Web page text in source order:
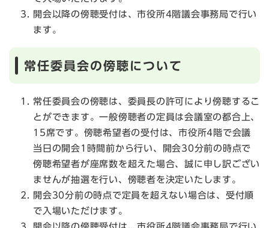
開会以降の傍聴受付は、市役所4階議会事務局で行い
ます。
常任委員会の傍聴について
常任委員会の傍聴は、委員長の許可により傍聴するこ
とができます。一般傍聴者の定員は会議室の都合上、
15席です。傍聴希望者の受付は、市役所4階で会議
当日の開会1時間前から行い、開会30分前の時点で
傍聴希望者が座席数を超えた場合、誠に申し訳ござい
ませんが抽選を行い、傍聴者を決定いたします。
開会30分前の時点で定員を超えない場合は、受付順
で入場いただけます。